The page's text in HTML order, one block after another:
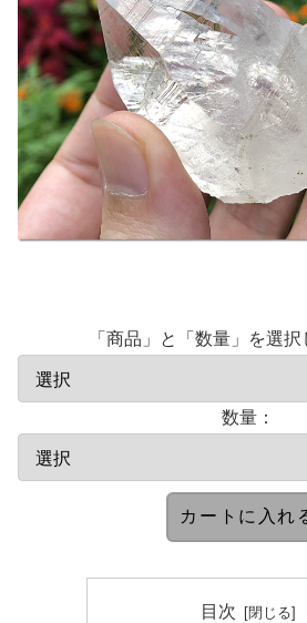
「商品」と「数量」を選
数量：
目次